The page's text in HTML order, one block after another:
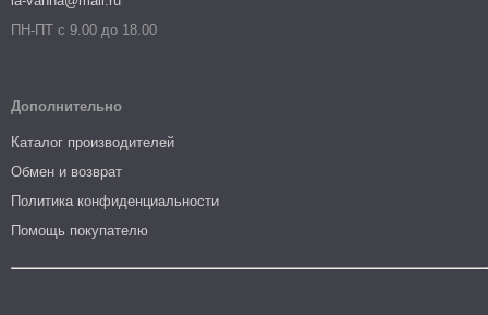
ПН-ПТ с 9.00 до 18.00
Дополнительно
Каталог производителей
Обмен и возврат
Политика конфиденциальности
Помощь покупателю